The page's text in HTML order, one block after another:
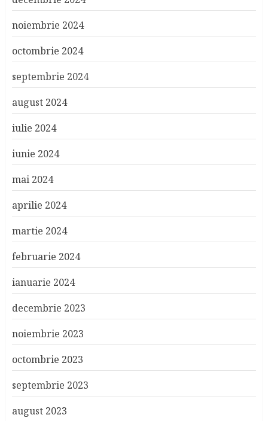
noiembrie 2024
octombrie 2024
septembrie 2024
august 2024
iulie 2024
iunie 2024
mai 2024
aprilie 2024
martie 2024
februarie 2024
ianuarie 2024
decembrie 2023
noiembrie 2023
octombrie 2023
septembrie 2023
august 2023